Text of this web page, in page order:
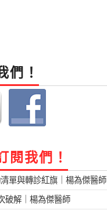
們！
閱我們！
單與轉診紅旗｜楊為傑醫師
破解｜楊為傑醫師